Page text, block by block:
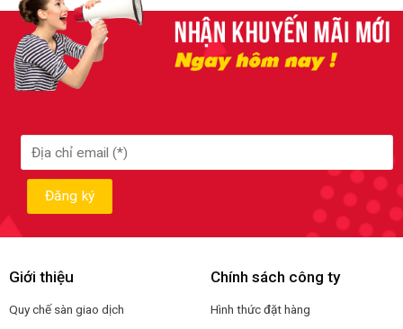
Giới thiệu
Quy chế sàn giao dịch
Chính sách công ty
Hình thức đặt hàng